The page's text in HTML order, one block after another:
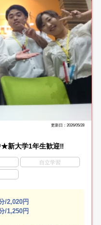
更新日：2026/05/28
新大学1年生歓迎‼
自立学習
/2,020円
/1,250円